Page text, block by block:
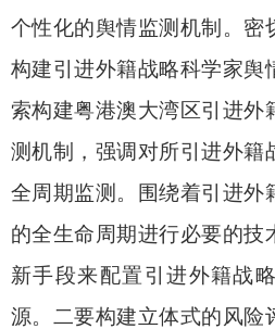
个性化的舆情监测机制。密
构建引进外籍战略科学家舆
索构建粤港澳大湾区引进外
测机制，强调对所引进外籍
全周期监测。围绕着引进外
的全生命周期进行必要的技
新手段来配置引进外籍战
源。二要构建立体式的风险